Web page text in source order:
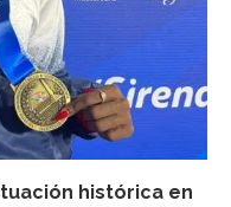
histórica en